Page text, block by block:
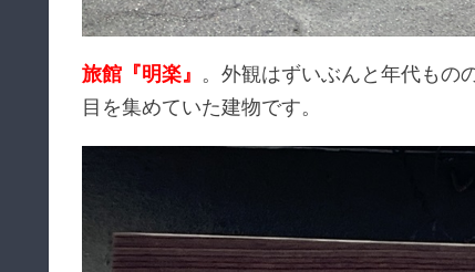
旅館『明楽』 。外観はずいぶんと年代もの
目を集めていた建物です。